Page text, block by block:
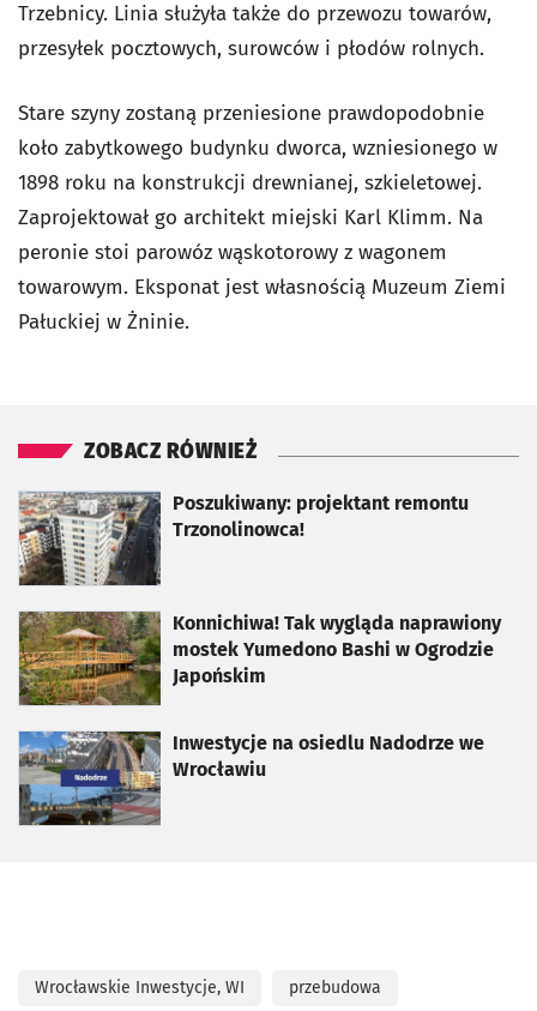
Trzebnicy. Linia służyła także do przewozu towarów,
przesyłek pocztowych, surowców i płodów rolnych.
Stare szyny zostaną przeniesione prawdopodobnie
koło zabytkowego budynku dworca, wzniesionego w
1898 roku na konstrukcji drewnianej, szkieletowej.
Zaprojektował go architekt miejski Karl Klimm. Na
peronie stoi parowóz wąskotorowy z wagonem
towarowym. Eksponat jest własnością Muzeum Ziemi
Pałuckiej w Żninie.
ZOBACZ RÓWNIEŻ
Poszukiwany: projektant remontu
Trzonolinowca!
otworzy się w nowej karcie
Konnichiwa! Tak wygląda naprawiony
mostek Yumedono Bashi w Ogrodzie
Japońskim
otworzy się w nowej karcie
Inwestycje na osiedlu Nadodrze we
Wrocławiu
otworzy się w nowej karcie
Wrocławskie Inwestycje, WI przebudowa